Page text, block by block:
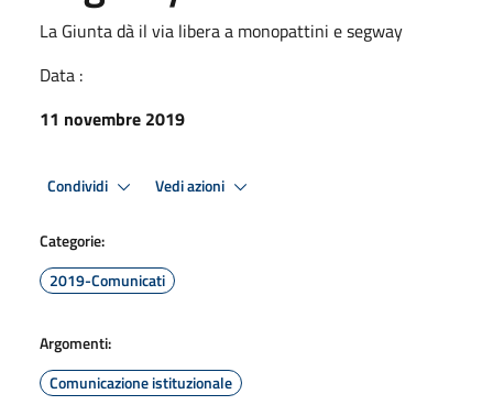
La Giunta dà il via libera a monopattini e segway
Data :
11 novembre 2019
Condividi Vedi azioni
Categorie:
2019-Comunicati
Argomenti:
Comunicazione istituzionale